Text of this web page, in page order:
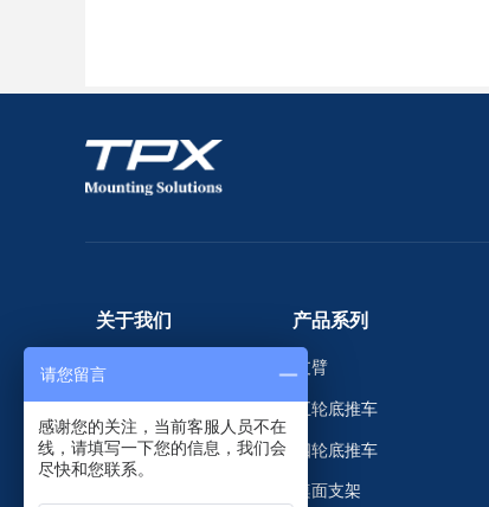
关于我们
服务支持
关于我们 产品系列
支臂
五轮底推车
四轮底推车
桌面支架
请您留言
感谢您的关注，当前客服人员不在
线，请填写一下您的信息，我们会
尽快和您联系。